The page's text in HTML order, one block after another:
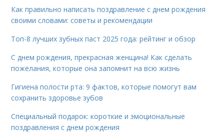
Как правильно написать поздравление с днем рождения
своими словами: советы и рекомендации
Топ-8 лучших зубных паст 2025 года: рейтинг и обзор
С днем рождения, прекрасная женщина! Как сделать
пожелания, которые она запомнит на всю жизнь
Гигиена полости рта: 9 фактов, которые помогут вам
сохранить здоровье зубов
Специальный подарок: короткие и эмоциональные
поздравления с днем рождения